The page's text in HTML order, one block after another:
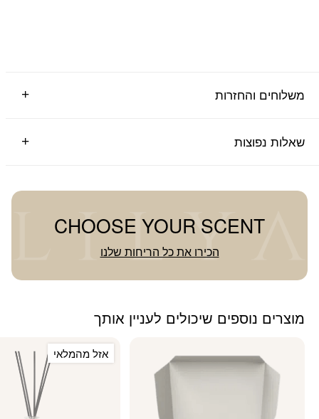
משלוחים והחזרות
שאלות נפוצות
CHOOSE YOUR SCENT
הכירו את כל הריחות שלנו
מוצרים נוספים שיכולים לעניין אותך
אזל מהמלאי